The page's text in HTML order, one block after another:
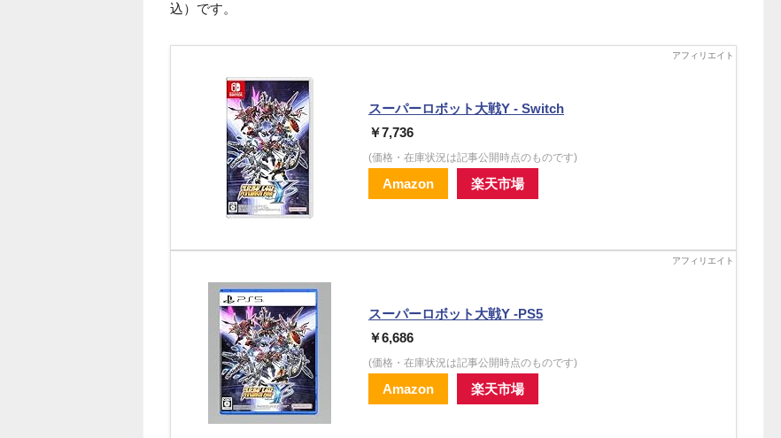
込）です。
スーパーロボット大戦Y - Switch
￥7,736
(価格・在庫状況は記事公開時点のものです)
Amazon 楽天市場
スーパーロボット大戦Y -PS5
￥6,686
(価格・在庫状況は記事公開時点のものです)
Amazon 楽天市場